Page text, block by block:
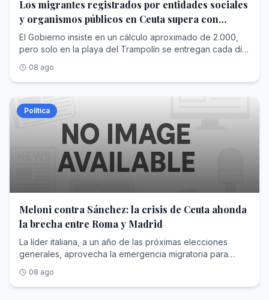
Los migrantes registrados por entidades sociales
y organismos públicos en Ceuta supera con
creces las cifras de Interior
El Gobierno insiste en un cálculo aproximado de 2.000,
pero solo en la playa del Trampolín se entregan cada día
08 ago
Política
Meloni contra Sánchez: la crisis de Ceuta ahonda
la brecha entre Roma y Madrid
La líder italiana, a un año de las próximas elecciones
generales, aprovecha la emergencia migratoria para
08 ago